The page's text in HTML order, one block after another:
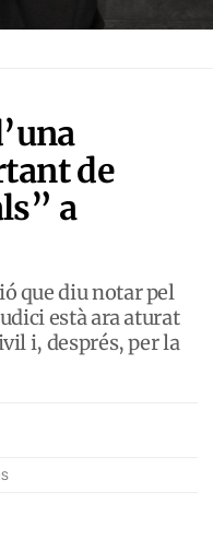
de
a
que diu notar pel
està ara aturat
i, després, per la